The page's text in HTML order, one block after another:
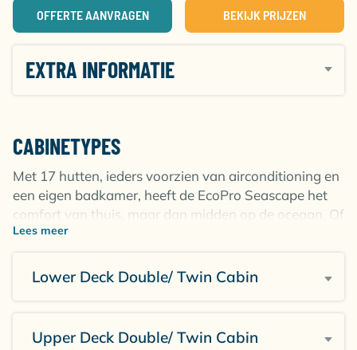
OFFERTE AANVRAGEN BEKIJK PRIJZEN
EXTRA INFORMATIE
CABINETYPES
Met 17 hutten, ieders voorzien van airconditioning en
een eigen badkamer, heeft de EcoPro Seascape het
comfort van thuis, maar dan midden op de oceaan. Of
je nu ontspant na een dag duiken of geniet van het
drukke dag.
Lees meer
Lower Deck Double/ Twin Cabin
Upper Deck Double/ Twin Cabin